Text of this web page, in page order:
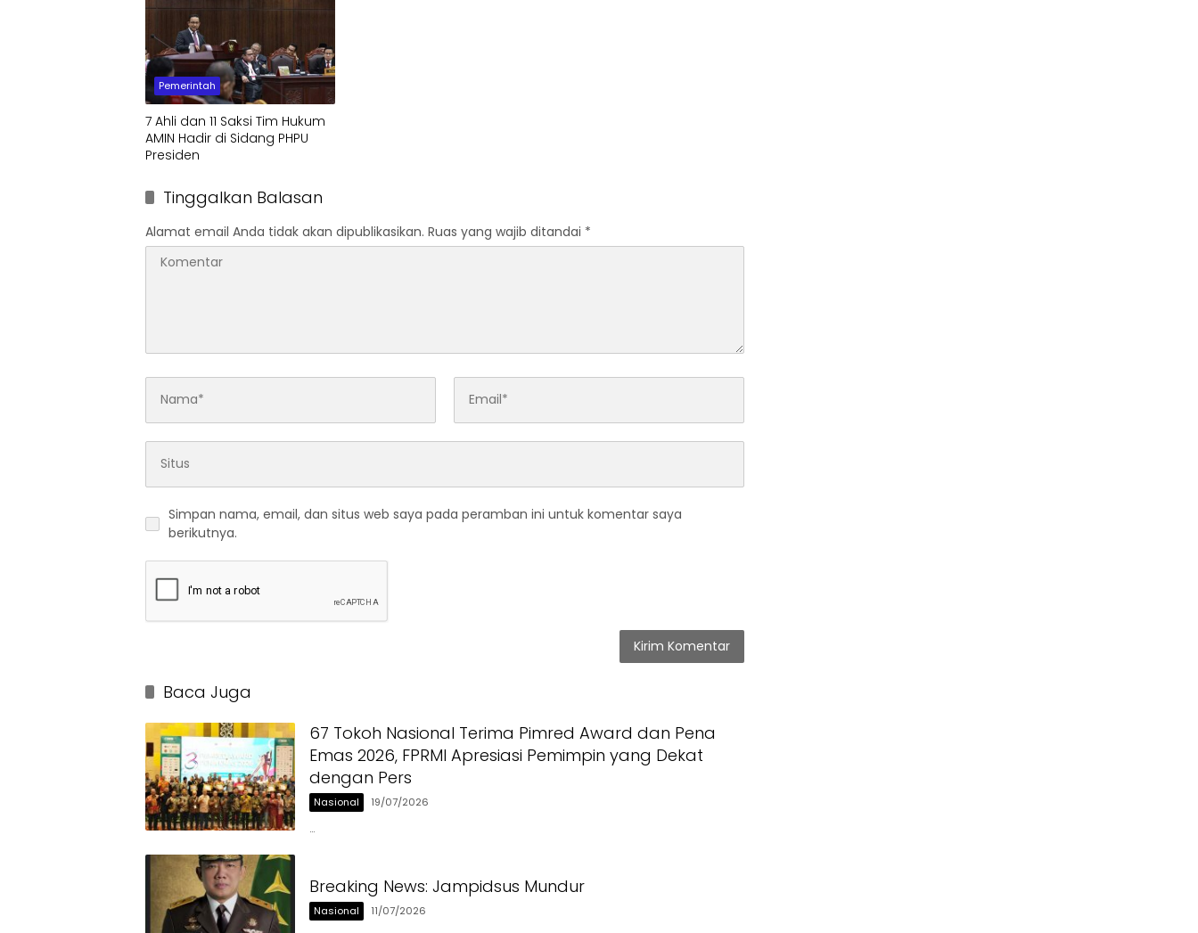
Pemerintah
7 Ahli dan 11 Saksi Tim Hukum
AMIN Hadir di Sidang PHPU
Presiden
Tinggalkan Balasan
Alamat email Anda tidak akan dipublikasikan. Ruas yang wajib ditandai *
Simpan nama, email, dan situs web saya pada peramban ini untuk komentar saya
berikutnya.
Baca Juga
67 Tokoh Nasional Terima Pimred Award dan Pena
Emas 2026, FPRMI Apresiasi Pemimpin yang Dekat
dengan Pers
Nasional 19/07/2026
…
Breaking News: Jampidsus Mundur
Nasional 11/07/2026